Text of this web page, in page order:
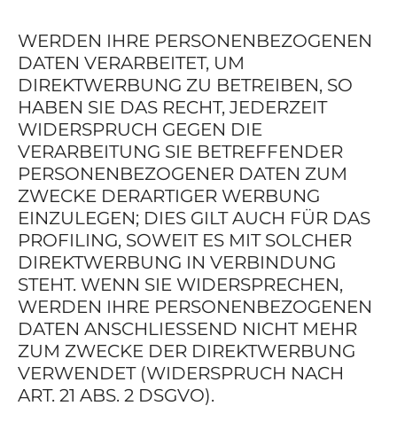
WERDEN IHRE PERSONENBEZOGENEN
DATEN VERARBEITET, UM
DIREKTWERBUNG ZU BETREIBEN, SO
HABEN SIE DAS RECHT, JEDERZEIT
WIDERSPRUCH GEGEN DIE
VERARBEITUNG SIE BETREFFENDER
PERSONENBEZOGENER DATEN ZUM
ZWECKE DERARTIGER WERBUNG
EINZULEGEN; DIES GILT AUCH FÜR DAS
PROFILING, SOWEIT ES MIT SOLCHER
DIREKTWERBUNG IN VERBINDUNG
STEHT. WENN SIE WIDERSPRECHEN,
WERDEN IHRE PERSONENBEZOGENEN
DATEN ANSCHLIESSEND NICHT MEHR
ZUM ZWECKE DER DIREKTWERBUNG
VERWENDET (WIDERSPRUCH NACH
ART. 21 ABS. 2 DSGVO).